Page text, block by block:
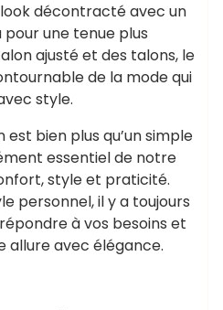
décontracté avec un
une tenue plus
ajusté et des talons, le
de la mode qui
style.
bien plus qu’un simple
essentiel de notre
style et praticité.
personnel, il y a toujours
à vos besoins et
avec élégance.